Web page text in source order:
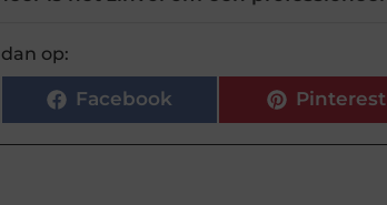
op:
Facebook Pinterest